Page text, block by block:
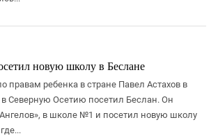
новую школу в Беслане
правам ребенка в стране Павел Астахов в
в Северную Осетию посетил Беслан. Он
в школе №1 и посетил новую школу